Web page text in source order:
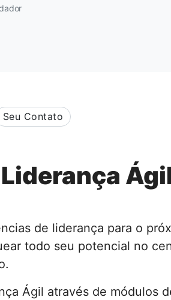
Seu Contato
de liderança para o
todo seu potencial no
Ágil através de módulos